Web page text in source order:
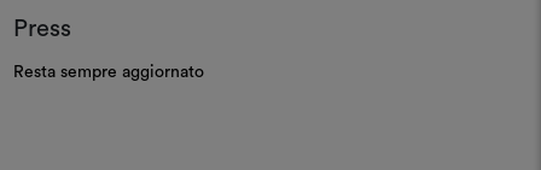
Press
Resta sempre aggiornato